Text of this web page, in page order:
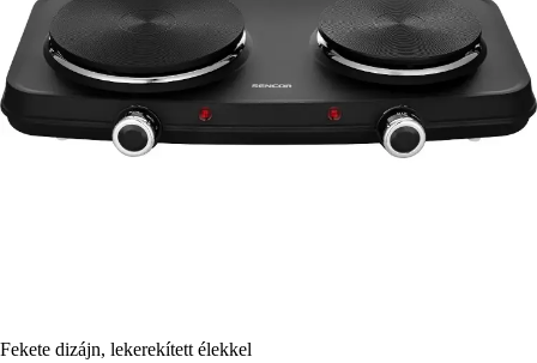
Fekete dizájn, lekerekített élekkel